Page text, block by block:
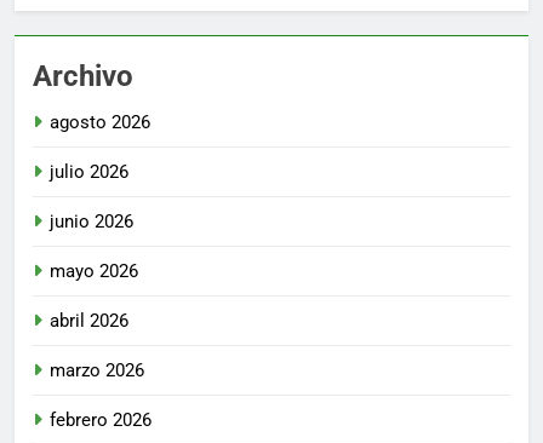
Archivo
agosto 2026
julio 2026
junio 2026
mayo 2026
abril 2026
marzo 2026
febrero 2026